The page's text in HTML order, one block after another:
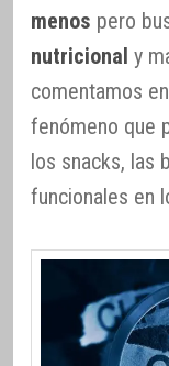
menos pero
nutricional y
comentamos
fenómeno que
los snacks, las
funcionales en